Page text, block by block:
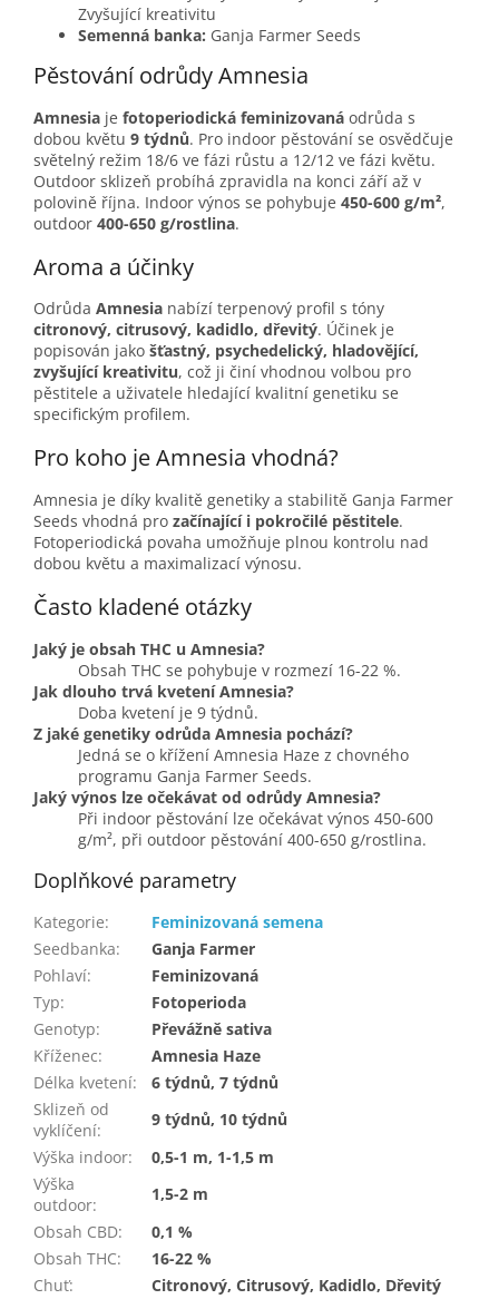
Zvyšující kreativitu
Semenná banka: Ganja Farmer Seeds
Pěstování odrůdy Amnesia
Amnesia je fotoperiodická feminizovaná odrůda s
dobou květu 9 týdnů. Pro indoor pěstování se osvědčuje
světelný režim 18/6 ve fázi růstu a 12/12 ve fázi květu.
Outdoor sklizeň probíhá zpravidla na konci září až v
polovině října. Indoor výnos se pohybuje 450-600 g/m²,
outdoor 400-650 g/rostlina.
Aroma a účinky
Odrůda Amnesia nabízí terpenový profil s tóny
citronový, citrusový, kadidlo, dřevitý. Účinek je
popisován jako šťastný, psychedelický, hladovějící,
zvyšující kreativitu, což ji činí vhodnou volbou pro
pěstitele a uživatele hledající kvalitní genetiku se
specifickým profilem.
Pro koho je Amnesia vhodná?
Amnesia je díky kvalitě genetiky a stabilitě Ganja Farmer
Seeds vhodná pro začínající i pokročilé pěstitele.
Fotoperiodická povaha umožňuje plnou kontrolu nad
dobou květu a maximalizací výnosu.
Často kladené otázky
Jaký je obsah THC u Amnesia?
Obsah THC se pohybuje v rozmezí 16-22 %.
Jak dlouho trvá kvetení Amnesia?
Doba kvetení je 9 týdnů.
Z jaké genetiky odrůda Amnesia pochází?
Jedná se o křížení Amnesia Haze z chovného
programu Ganja Farmer Seeds.
Jaký výnos lze očekávat od odrůdy Amnesia?
Při indoor pěstování lze očekávat výnos 450-600
g/m², při outdoor pěstování 400-650 g/rostlina.
Doplňkové parametry
Kategorie:
Feminizovaná semena
Seedbanka:
Ganja Farmer
Pohlaví:
Feminizovaná
Typ:
Fotoperioda
Genotyp:
Převážně sativa
Kříženec:
Amnesia Haze
Délka kvetení:
6 týdnů, 7 týdnů
Sklizeň od
vyklíčení:
9 týdnů, 10 týdnů
Výška indoor:
0,5-1 m, 1-1,5 m
Výška
outdoor:
1,5-2 m
Obsah CBD:
0,1 %
Obsah THC:
16-22 %
Chuť:
Citronový, Citrusový, Kadidlo, Dřevitý